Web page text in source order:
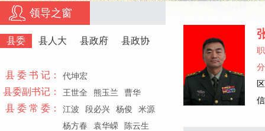
领导之窗
县委 县人大 县政府 县政协
县 委 书 记： 代坤宏
县委副书记： 王世全 熊玉兰 曹华
县 委 常 委： 江波 段必兴 杨俊
米源
杨方春
袁华嵘
陈云生